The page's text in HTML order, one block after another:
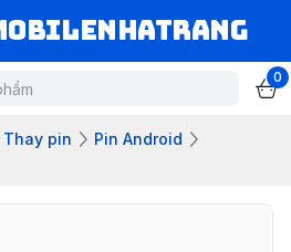
0
Thay pin
Pin Android